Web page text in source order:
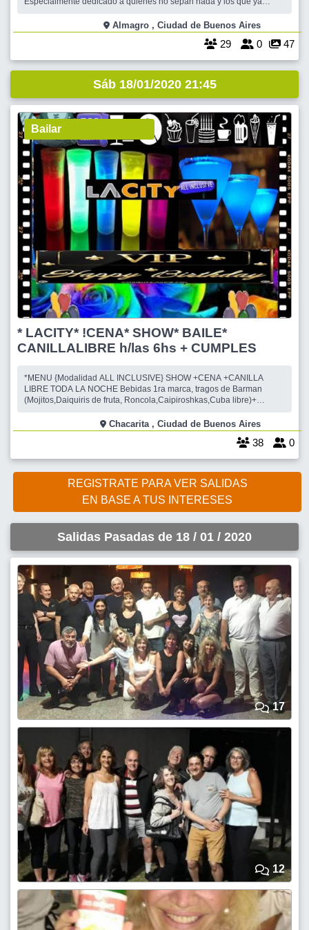
dedicaremos al Americano y Rock & Roll con los mejores temas
ochentosos y cerramos co
Almagro , Ciudad de Buenos Aires
29 0 47
Sáb 18/01/2020 21:45
Bailar
* LACITY* !CENA* SHOW* BAILE*
CANILLALIBRE h/las 6hs + CUMPLES
*MENU {Modalidad ALL INCLUSIVE} SHOW +CENA +CANILLA
LIBRE TODA LA NOCHE Bebidas 1ra marca, tragos de Barman
(Mojitos,Daiquiris de fruta, Roncola,Caipiroshkas,Cuba libre)+
Cafe¦+ Cortado!+ Postres + Tortas! #*MENU de la noche->todo
incluido Embassy Food Style {plateo-bandejeo de embaj
Chacarita , Ciudad de Buenos Aires
38 0
REGISTRATE PARA VER SALIDAS
EN BASE A TUS INTERESES
Salidas Pasadas de 18 / 01 / 2020
17
12